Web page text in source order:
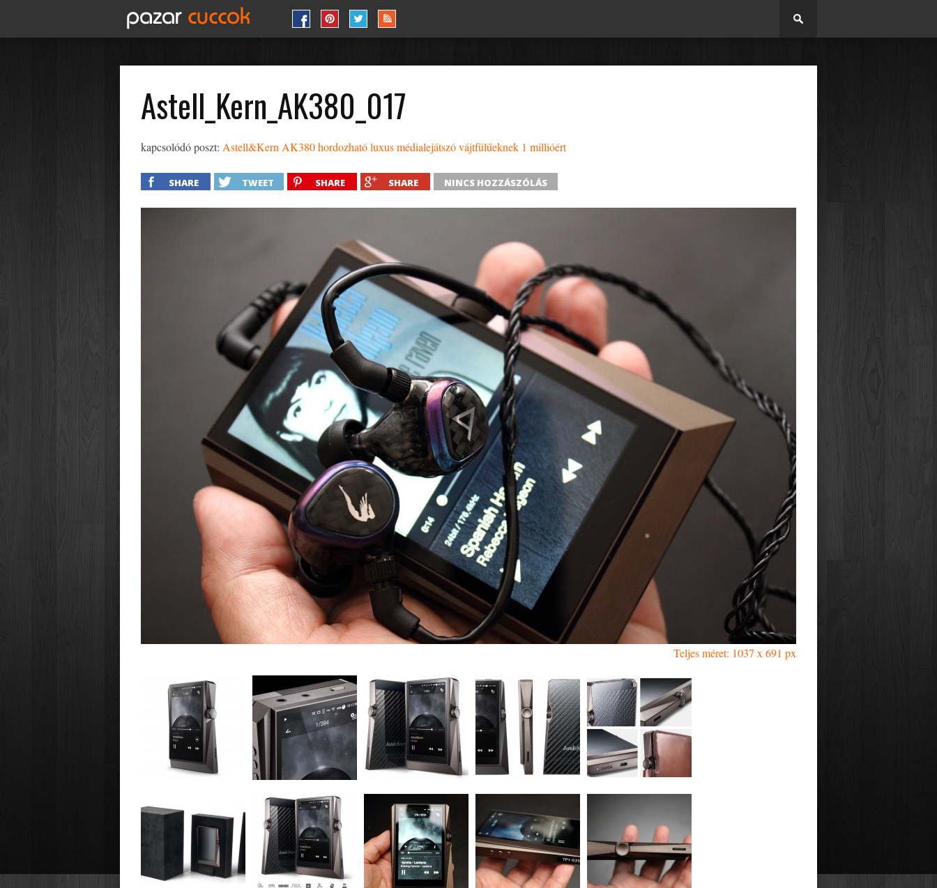
Astell_Kern_AK380_017
kapcsolódó poszt:Astell&Kern AK380 hordozható luxus médialejátszó vájtfülűeknek 1 millióért
SHARE TWEET SHARE SHARE NINCS HOZZÁSZÓLÁS
Teljes méret: 1037 x 691 px